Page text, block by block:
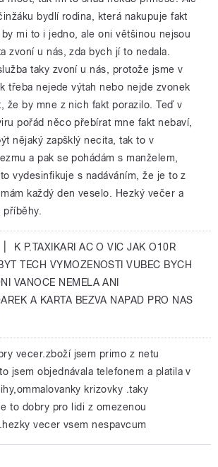
bydlí rodina, která nakupuje fakt
mi to i jedno, ale oni většinou nejsou
zvoní u nás, zda bych jí to nedala.
taky zvoní u nás, protože jsme v
třeba nejede výtah nebo nejde zvonek
že by mne z nich fakt porazilo. Teď v
pořád něco přebírat mne fakt nebaví,
nějaký zapšklý necita, tak to v
a pak se pohádám s manželem,
vydesinfikuje s nadáváním, že je to z
každý den veselo. Hezký večer a
K P.TAXIKARI AC O VIC JAK O10R
TECH VYMOZENOSTI VUBEC BYCH
VANOCE NEMELA ANI
A KARTA BEZVA NAPAD PRO NAS
vecer.zboží jsem primo z netu
jsem objednávala telefonem a platila v
krizovky .taky
to dobry pro lidi z omezenou
vecer vsem nespavcum